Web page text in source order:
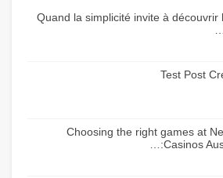
Quand la simplicité invite à découvrir
Test Post
Choosing the right games at
Casinos